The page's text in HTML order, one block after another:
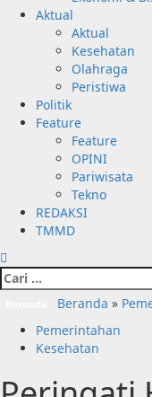
Aktual
Aktual
Kesehatan
Olahraga
Peristiwa
Politik
Feature
Feature
OPINI
Pariwisata
Tekno
REDAKSI
TMMD
Beranda »
Pemerintahan
Kesehatan